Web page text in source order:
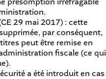
29 mai 2017) : cette
par conséquent,
peut être remise en
fiscale (ce qui
a été introduit en cas